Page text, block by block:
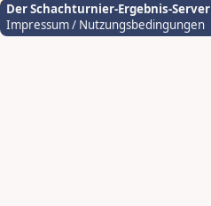
Der Schachturnier-Ergebnis-Server
Impressum / Nutzungsbedingungen